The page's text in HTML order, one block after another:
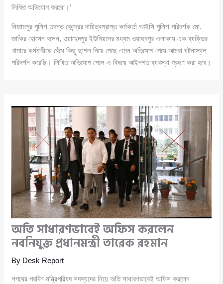
লিখিত অভিযোগ করবো।’
নিজামপুর পুলিশ তদন্ত কেন্দ্রের দায়িত্বপ্রাপ্ত কর্মকর্তা আইসি পুলিশ পরিদর্শক মো.
জাকির হোসেন বলেন, ওয়াহেদপুর ইউনিয়নের মধ্যম ওয়াহদপুর এলাকায় এক ব্যক্তির
খামারে কর্মচারীকে বেঁধে কিছু ছাগল নিয়ে গেছে এমন অভিযোগ পেয়ে আমরা ঘটনাস্থল
পরিদর্শন করেছি। লিখিত অভিযোগ পেলে এ বিষয়ে আইনগত ব্যবস্থা গ্রহণ করা হবে।
অতি সাধারণভাবেই অফিস করলেন
নবনিযুক্ত প্রধানমন্ত্রী তারেক রহমান
By Desk Report
শপথের পরদিন মন্ত্রিপরিষদ সদস্যদের নিয়ে অতি সাধারণভাবেই অফিস করলেন